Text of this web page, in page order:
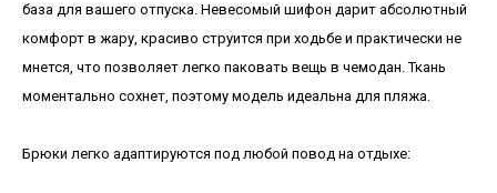
база для вашего отпуска. Невесомый шифон дарит абсолютный
комфорт в жару, красиво струится при ходьбе и практически не
мнется, что позволяет легко паковать вещь в чемодан. Ткань
моментально сохнет, поэтому модель идеальна для пляжа.
Брюки легко адаптируются под любой повод на отдыхе: